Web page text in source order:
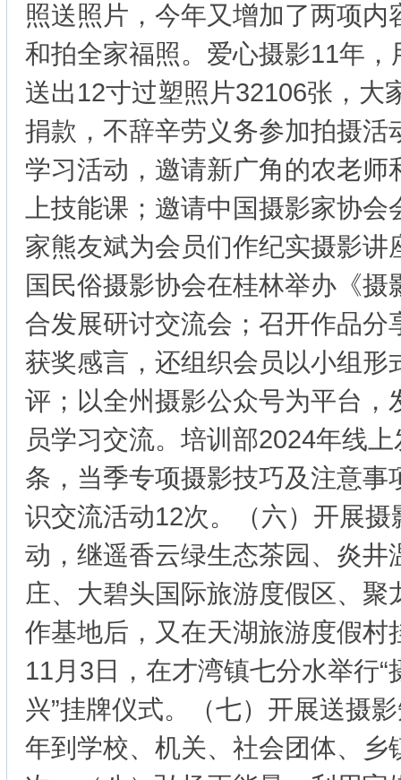
照送照片，今年又增加了两项内
和拍全家福照。爱心摄影11年
送出12寸过塑照片32106张，大
捐款，不辞辛劳义务参加拍摄活
学习活动，邀请新广角的农老师
上技能课；邀请中国摄影家协
家熊友斌为会员们作纪实摄影讲
国民俗摄影协会在桂林举办《摄
合发展研讨交流会；召开作品分
获奖感言，还组织会员以小组形
评；以全州摄影公众号为平台，
员学习交流。培训部2024年线
条，当季专项摄影技巧及注意事
识交流活动12次。（六）开展
动，继遥香云绿生态茶园、炎井
庄、大碧头国际旅游度假区、聚
作基地后，又在天湖旅游度假村
11月3日，在才湾镇七分水举行“
兴”挂牌仪式。（七）开展送摄
年到学校、机关、社会团体、乡